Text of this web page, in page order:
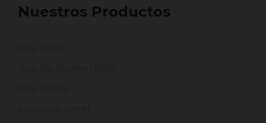
Nuestros Productos
Sillas Oficina